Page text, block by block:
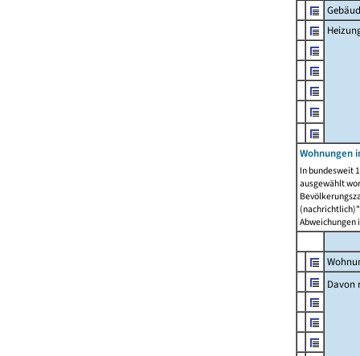
Wohnungen
In bundesweit
ausgewählt
Abweichungen
Davon